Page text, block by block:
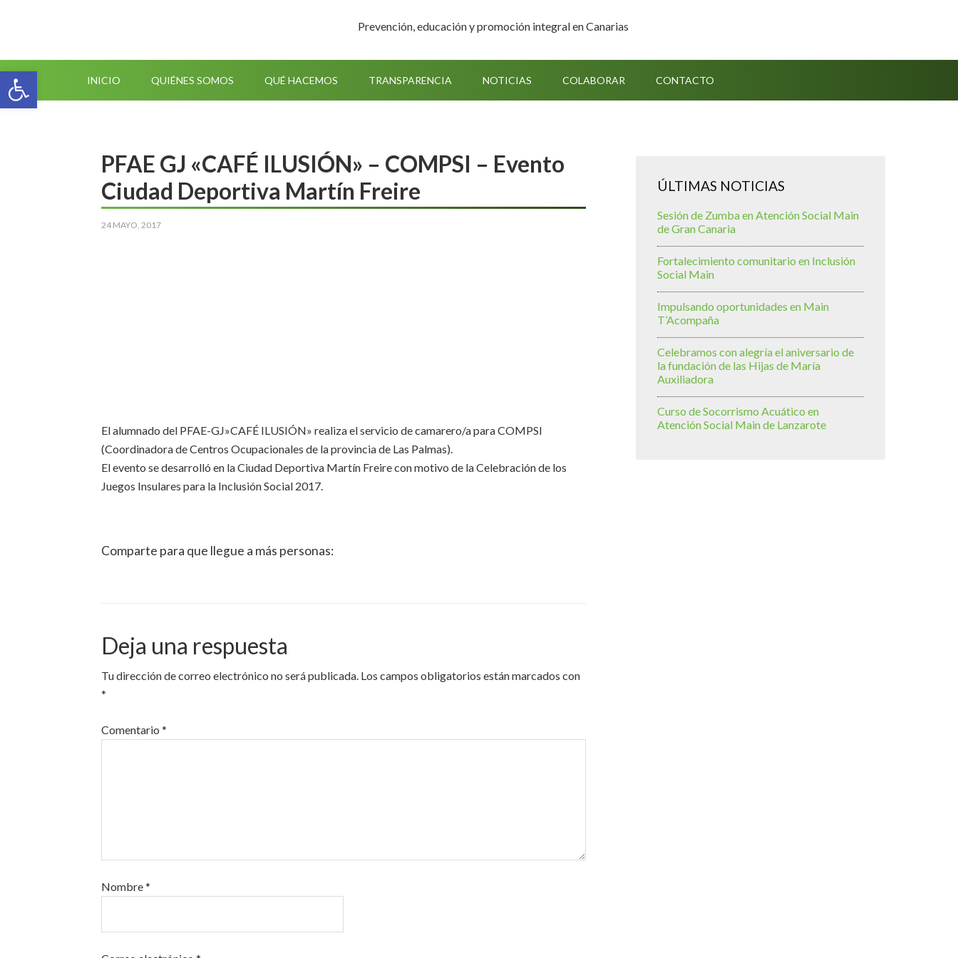
Abrir barra de herramientas
Prevención, educación y promoción integral en Canarias
INICIO QUIÉNES SOMOS QUÉ HACEMOS TRANSPARENCIA NOTICIAS COLABORAR CONTACTO
PFAE GJ «CAFÉ ILUSIÓN» – COMPSI – Evento
Ciudad Deportiva Martín Freire
24 MAYO, 2017
El alumnado del PFAE-GJ»CAFÉ ILUSIÓN» realiza el servicio de camarero/a para COMPSI
(Coordinadora de Centros Ocupacionales de la provincia de Las Palmas).
El evento se desarrolló en la Ciudad Deportiva Martín Freire con motivo de la Celebración de los
Juegos Insulares para la Inclusión Social 2017.
Comparte para que llegue a más personas:
Deja una respuesta
Tu dirección de correo electrónico no será publicada. Los campos obligatorios están marcados con
*
Comentario *
Nombre*
ÚLTIMAS NOTICIAS
Sesión de Zumba en Atención Social Main
de Gran Canaria
Fortalecimiento comunitario en Inclusión
Social Main
Impulsando oportunidades en Main
T’Acompaña
Celebramos con alegría el aniversario de
la fundación de las Hijas de María
Auxiliadora
Curso de Socorrismo Acuático en
Atención Social Main de Lanzarote